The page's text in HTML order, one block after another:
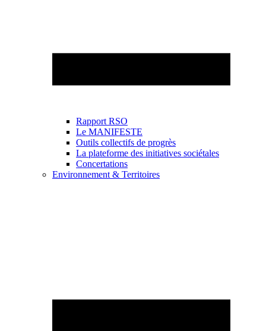
Rapport RSO
Le MANIFESTE
Outils collectifs de progrès
La plateforme des initiatives sociétales
Concertations
Environnement & Territoires